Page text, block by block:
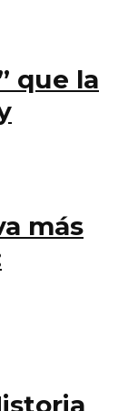
que la
más